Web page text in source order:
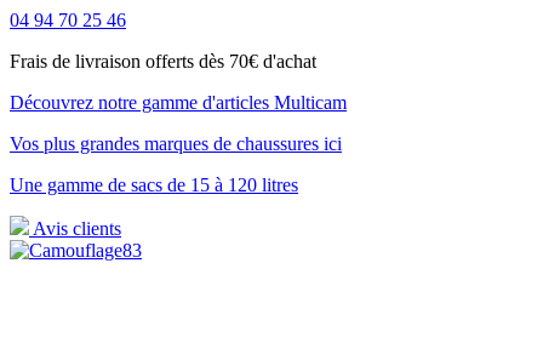
04 94 70 25 46
Frais de livraison offerts dès 70€ d'achat
Découvrez notre gamme d'articles Multicam
Vos plus grandes marques de chaussures ici
Une gamme de sacs de 15 à 120 litres
Avis clients